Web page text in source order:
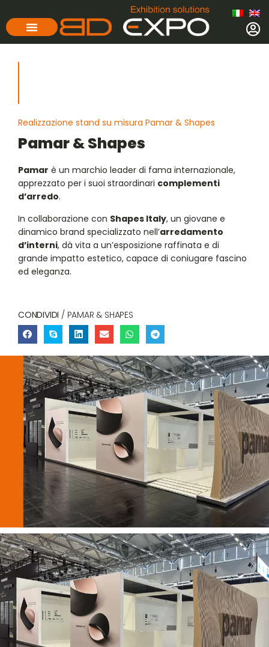
Realizzazione stand su misura Pamar & Shapes
Pamar & Shapes
Pamar è un marchio leader di fama internazionale,
apprezzato per i suoi straordinari complementi
d’arredo.
In collaborazione con Shapes Italy, un giovane e
dinamico brand specializzato nell’arredamento
d’interni, dà vita a un’esposizione raffinata e di
grande impatto estetico, capace di coniugare fascino
ed eleganza.
CONDIVIDI / PAMAR & SHAPES